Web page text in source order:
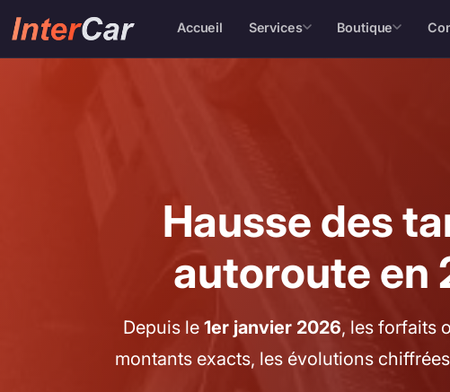
Accueil Services Boutique
Hausse des
autoroute en
Depuis le 1er janvier 2026, les forfaits
montants exacts, les évolutions